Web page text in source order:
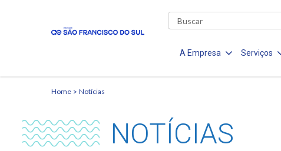
A Empresa Serviços
Home Notícias
NOTÍCIAS